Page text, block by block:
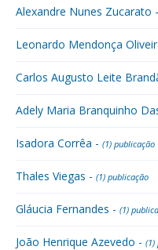
Alexandre Nunes Zucarato -
Leonardo Mendonça
Carlos Augusto Leite
Adely Maria Branquinho
Isadora Corrêa - (1) publicação
Thales Viegas - (1) publicação
Gláucia Fernandes - (1)
João Henrique Azevedo - (1)